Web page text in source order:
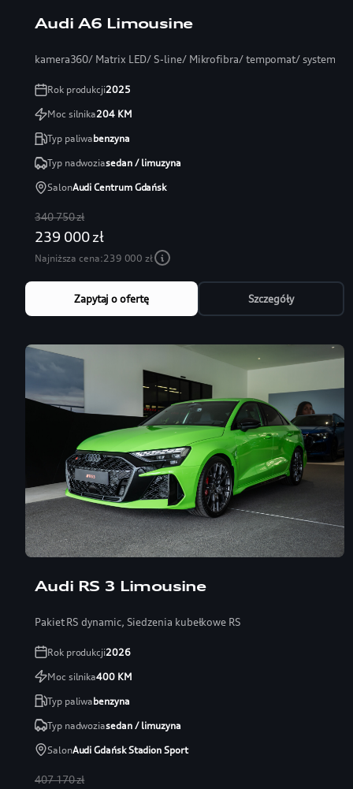
Audi A6 Limousine
kamera360/ Matrix LED/ S-line/ Mikrofibra/ tempomat/ systemy
Rok produkcji2025
Moc silnika204KM
Typ paliwabenzyna
Typ nadwoziasedan / limuzyna
SalonAudi Centrum Gdańsk
340 750 zł
239 000 zł
Najniższa cena:239 000 zł
Zapytaj o ofertę Szczegóły
Audi RS 3 Limousine
Pakiet RS dynamic, Siedzenia kubełkowe RS
Rok produkcji2026
Moc silnika400KM
Typ paliwabenzyna
Typ nadwoziasedan / limuzyna
SalonAudi Gdańsk Stadion Sport
407 170 zł